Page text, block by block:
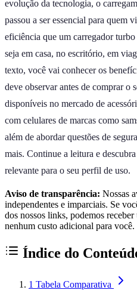
evolução da tecnologia, o
passou a ser essencial para quem
eficiência que um carregador
seja em casa, no escritório, em
texto, você vai conhecer os
deve observar antes de comprar o
disponíveis no mercado de
com celulares de marcas como
além de abordar questões de
mais. Continue a leitura e
relevante para o seu perfil de uso.
Aviso de transparência: Nossas
independentes e imparciais. Se
dos nossos links, podemos
nenhum custo adicional para você.
Índice do
1 Tabela Comparativa